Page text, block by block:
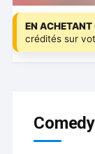
EN
crédités sur